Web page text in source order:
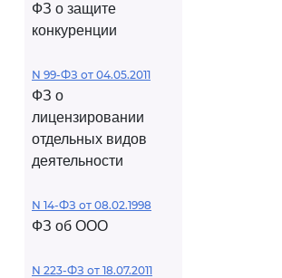
ФЗ о защите
конкуренции
N 99-ФЗ от 04.05.2011
ФЗ о
лицензировании
отдельных видов
деятельности
N 14-ФЗ от 08.02.1998
ФЗ об ООО
N 223-ФЗ от 18.07.2011